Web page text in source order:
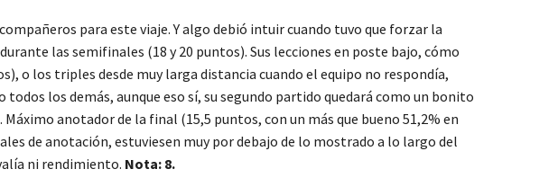
para este viaje. Y algo debió intuir cuando tuvo que forzar la
las semifinales (18 y 20 puntos). Sus lecciones en poste bajo, cómo
o los triples desde muy larga distancia cuando el equipo no respondía,
los demás, aunque eso sí, su segundo partido quedará como un bonito
anotador de la final (15,5 puntos, con un más que bueno 51,2% en
de anotación, estuviesen muy por debajo de lo mostrado a lo largo del
ni rendimiento. Nota: 8.